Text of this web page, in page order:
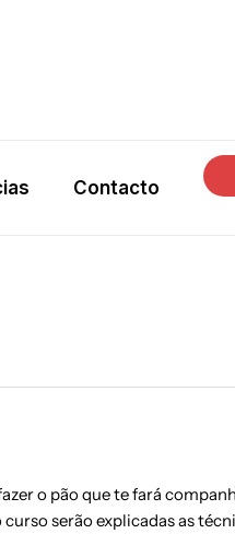
Contacto
o pão que te fará
serão explicadas as